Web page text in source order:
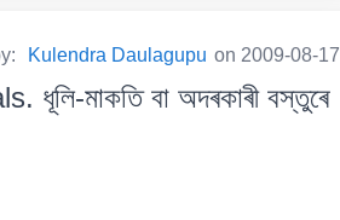
Kulendra Daulagupu on 2009-08-17
মাকতি বা অদৰকাৰী বস্তুৰে